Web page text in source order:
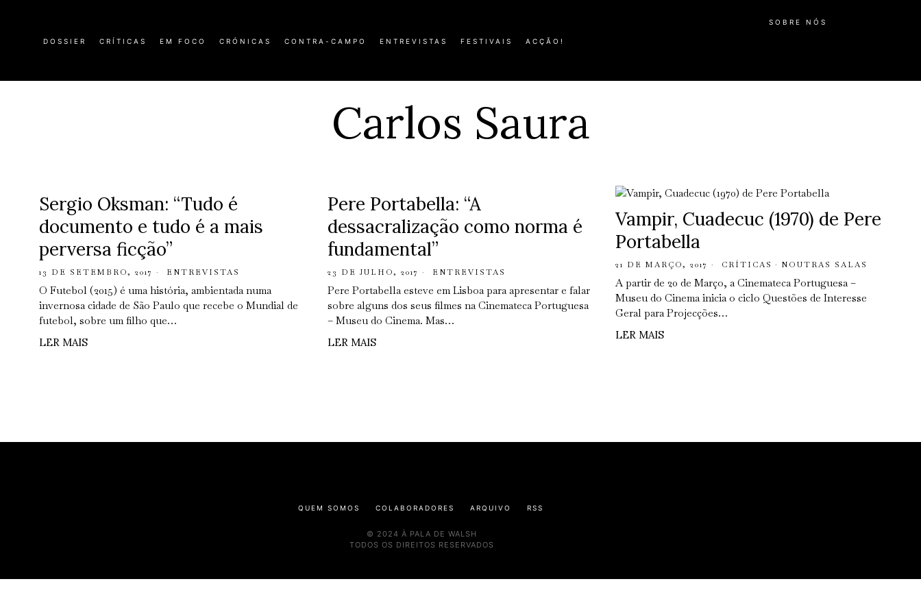
DOSSIER CRÍTICAS EM FOCO CRÓNICAS CONTRA-CAMPO ENTREVISTAS FESTIVAIS ACÇÃO!
SOBRE NÓS
Carlos Saura
Sergio Oksman: “Tudo é
documento e tudo é a mais
perversa ficção”
13 DE SETEMBRO, 2017 ENTREVISTAS
O Futebol (2015) é uma história, ambientada numa
invernosa cidade de São Paulo que recebe o Mundial de
futebol, sobre um filho que…
LER MAIS
Pere Portabella: “A
dessacralização como norma é
fundamental”
23 DE JULHO, 2017 ENTREVISTAS
Pere Portabella esteve em Lisboa para apresentar e falar
sobre alguns dos seus filmes na Cinemateca Portuguesa
– Museu do Cinema. Mas…
LER MAIS
Vampir, Cuadecuc (1970) de Pere
Portabella
21 DE MARÇO, 2017 CRÍTICAS · NOUTRAS SALAS
A partir de 20 de Março, a Cinemateca Portuguesa –
Museu do Cinema inicia o ciclo Questões de Interesse
Geral para Projecções…
LER MAIS
QUEM SOMOS COLABORADORES ARQUIVO RSS
© 2024 À PALA DE WALSH
TODOS OS DIREITOS RESERVADOS